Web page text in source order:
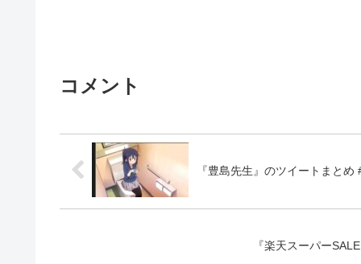
コメント
『豊島先生』のツイートまとめ
『楽天スーパー